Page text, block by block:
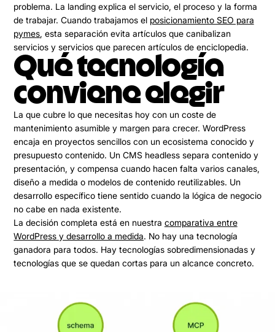
problema. La landing explica el servicio, el proceso y la forma
de trabajar. Cuando trabajamos el posicionamiento SEO para
pymes, esta separación evita artículos que canibalizan
servicios y servicios que parecen artículos de enciclopedia.
Qué tecnología
conviene elegir
La que cubre lo que necesitas hoy con un coste de
mantenimiento asumible y margen para crecer. WordPress
encaja en proyectos sencillos con un ecosistema conocido y
presupuesto contenido. Un CMS headless separa contenido y
presentación, y compensa cuando hacen falta varios canales,
diseño a medida o modelos de contenido reutilizables. Un
desarrollo específico tiene sentido cuando la lógica de negocio
no cabe en nada existente.
La decisión completa está en nuestra comparativa entre
WordPress y desarrollo a medida. No hay una tecnología
ganadora para todos. Hay tecnologías sobredimensionadas y
tecnologías que se quedan cortas para un alcance concreto.